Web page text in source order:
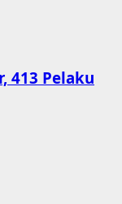
413 Pelaku